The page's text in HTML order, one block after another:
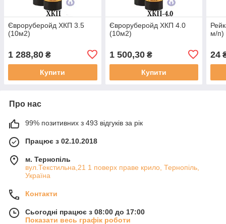
Євроруберойд ХКП 3.5
(10м2)
1 288,80 ₴
Купити
Євроруберойд ХКП 4.0
(10м2)
1 500,30₴
Купити
м/п)
24
Про нас
99% позитивних з 493 відгуків за рік
Працює з 02.10.2018
м. Тернопіль
вул.Текстильна,21 1 поверх праве крило, Тернопіль,
Україна
Контакти
Сьогодні працює з 08:00 до 17:00
Показати весь графік роботи